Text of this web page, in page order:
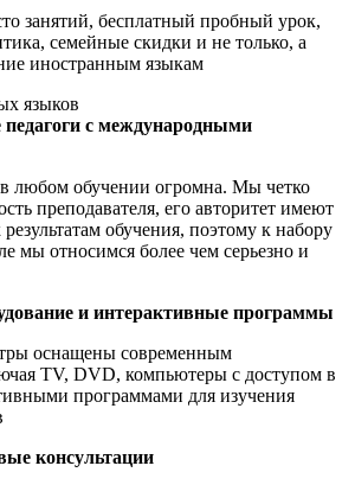
занятий, бесплатный пробный урок,
семейные скидки и не только, а
иностранным языкам
с международными
в любом обучении огромна. Мы четко
преподавателя, его авторитет имеют
обучения, поэтому к набору
мы относимся более чем серьезно и
и интерактивные программы
оснащены современным
ТV, DVD, компьютеры с доступом в
программами для изучения
консультации